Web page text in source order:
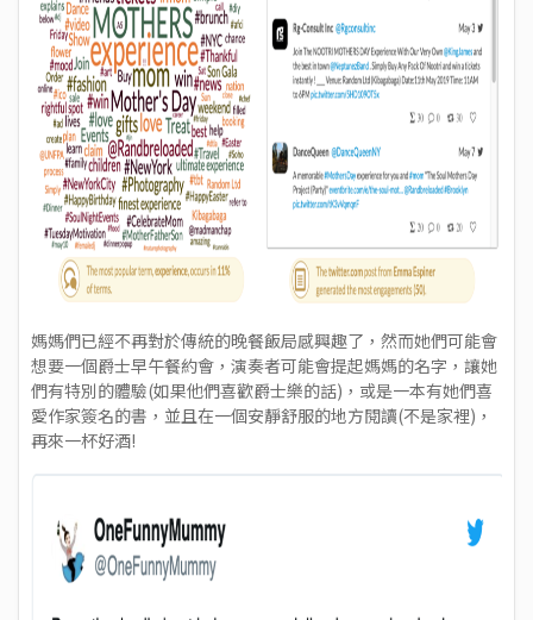
媽媽們已經不再對於傳統的晚餐飯局感興趣了，然而她們可能會
想要一個爵士早午餐約會，演奏者可能會提起媽媽的名字，讓她
們有特別的體驗(如果他們喜歡爵士樂的話)，或是一本有她們喜
愛作家簽名的書，並且在一個安靜舒服的地方閱讀(不是家裡)，
再來一杯好酒!